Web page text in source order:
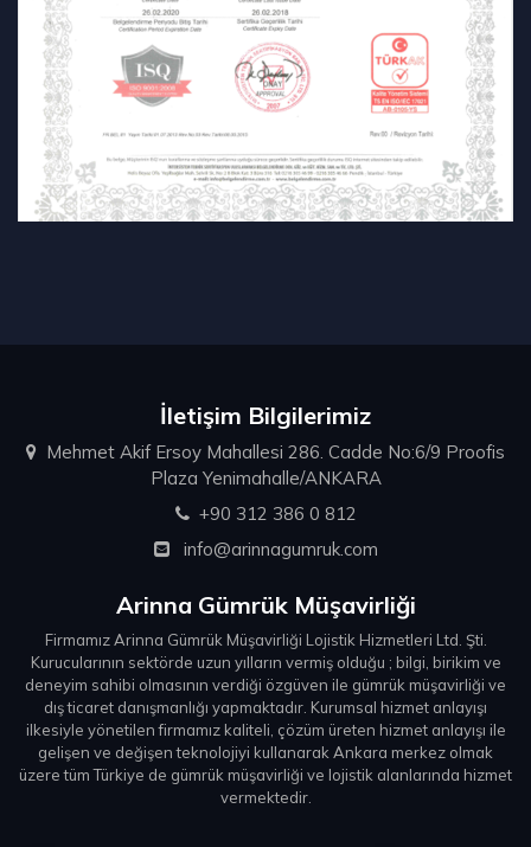
İletişim Bilgilerimiz
Mehmet Akif Ersoy Mahallesi 286. Cadde No:6/9 Proofis
Plaza Yenimahalle/ANKARA
+90 312 386 0 812
info@arinnagumruk.com
Arinna Gümrük Müşavirliği
Firmamız Arinna Gümrük Müşavirliği Lojistik Hizmetleri Ltd. Şti.
Kurucularının sektörde uzun yılların vermiş olduğu ; bilgi, birikim ve
deneyim sahibi olmasının verdiği özgüven ile gümrük müşavirliği ve
dış ticaret danışmanlığı yapmaktadır. Kurumsal hizmet anlayışı
ilkesiyle yönetilen firmamız kaliteli, çözüm üreten hizmet anlayışı ile
gelişen ve değişen teknolojiyi kullanarak Ankara merkez olmak
üzere tüm Türkiye de gümrük müşavirliği ve lojistik alanlarında hizmet
vermektedir.